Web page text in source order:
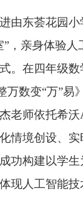
由东荟花园
”，亲身体验人
。在四年级数
万数变“万”易
老师依托希
情境创设、
功构建以学
现人工智能